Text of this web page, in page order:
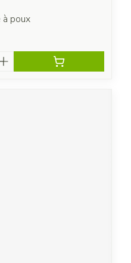
à poux